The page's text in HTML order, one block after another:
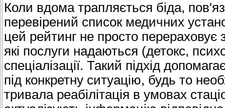
Коли вдома трапляється біда,
перевірений список медичних
цей рейтинг не просто перераховує
які послуги надаються (детокс,
спеціалізації. Такий підхід
під конкретну ситуацію, будь то
тривала реабілітація в умовах